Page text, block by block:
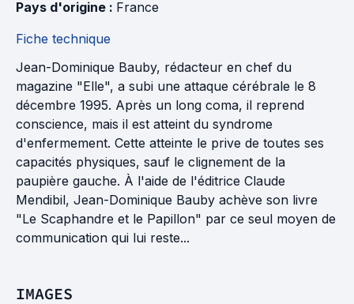
Pays d'origine : France
Fiche technique
Jean-Dominique Bauby, rédacteur en chef du
magazine "Elle", a subi une attaque cérébrale le 8
décembre 1995. Après un long coma, il reprend
conscience, mais il est atteint du syndrome
d'enfermement. Cette atteinte le prive de toutes ses
capacités physiques, sauf le clignement de la
paupière gauche. À l'aide de l'éditrice Claude
Mendibil, Jean-Dominique Bauby achève son livre
"Le Scaphandre et le Papillon" par ce seul moyen de
communication qui lui reste...
IMAGES